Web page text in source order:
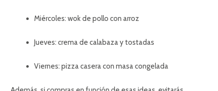
Miércoles: wok de pollo con arroz
Jueves: crema de calabaza y tostadas
Viernes: pizza casera con masa congelada